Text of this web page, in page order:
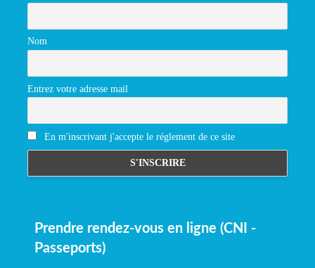
Nom
Entrez votre adresse mail
En m'inscrivant j'accepte le réglement de ce site
Prendre rendez-vous en ligne (CNI -
Passeports)